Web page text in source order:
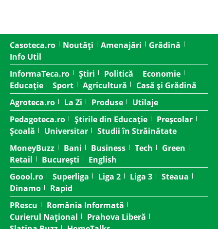
Casoteca.ro Noutăți Amenajări
Grădină
Info Util
InformaTeca.ro
Știri Politică
Economie
Educație
Sport Agricultură
Casă și Grădină
Agroteca.ro
La Zi Produse
Utilaje
Pedagoteca.ro
Știrile din Educație
Preșcolar
Școală
Universitar
Studii în Străinătate
MoneyBuzz
Bani Business Tech
Green
Retail
București
English
Goool.ro
Superliga Liga 2 Liga 3
Steaua
Dinamo
Rapid
PRescu
România Informată
Curierul Național
Prahova Liberă